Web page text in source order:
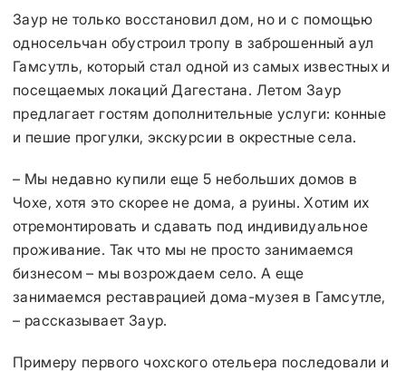
Заур не только восстановил дом, но и с помощью
односельчан обустроил тропу в заброшенный аул
Гамсутль, который стал одной из самых известных и
посещаемых локаций Дагестана. Летом Заур
предлагает гостям дополнительные услуги: конные
и пешие прогулки, экскурсии в окрестные села.
– Мы недавно купили еще 5 небольших домов в
Чохе, хотя это скорее не дома, а руины. Хотим их
отремонтировать и сдавать под индивидуальное
проживание. Так что мы не просто занимаемся
бизнесом – мы возрождаем село. А еще
занимаемся реставрацией дома-музея в Гамсутле,
– рассказывает Заур.
Примеру первого чохского отельера последовали и